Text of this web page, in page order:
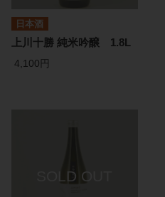
日本酒
上川十勝 純米吟醸 1.8L
4,100円